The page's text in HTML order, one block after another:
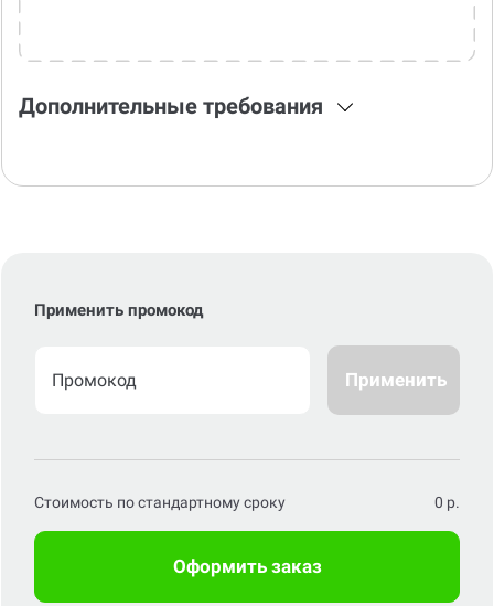
Дополнительные требования
Применить промокод
Применить
Стоимость по стандартному сроку 0 р.
Оформить заказ